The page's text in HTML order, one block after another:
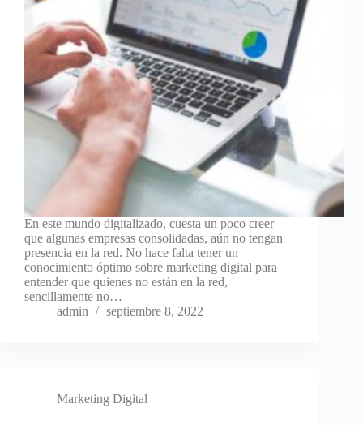
En este mundo digitalizado, cuesta un poco creer
que algunas empresas consolidadas, aún no tengan
presencia en la red. No hace falta tener un
conocimiento óptimo sobre marketing digital para
entender que quienes no están en la red,
sencillamente no…
admin
septiembre 8, 2022
Marketing Digital